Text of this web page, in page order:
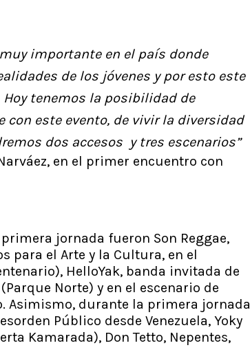
importante en el país donde
de los jóvenes y por esto este
Hoy tenemos la posibilidad de
este evento, de vivir la diversidad
dos accesos y tres escenarios”
en el primer encuentro con
jornada fueron Son Reggae,
para el Arte y la Cultura, en el
HelloYak, banda invitada de
Norte) y en el escenario de
Asimismo, durante la primera jornada
Público desde Venezuela, Yoky
Kamarada), Don Tetto, Nepentes,